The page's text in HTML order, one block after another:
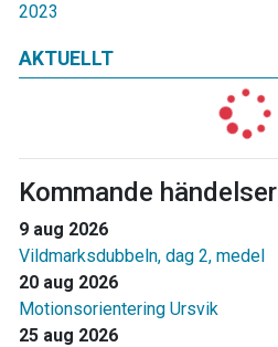
2023
AKTUELLT
Kommande händelser
9 aug 2026
Vildmarksdubbeln, dag 2, medel
20 aug 2026
Motionsorientering Ursvik
25 aug 2026